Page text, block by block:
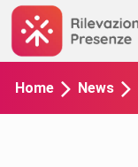
Home News